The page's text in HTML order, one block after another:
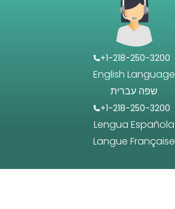
+1-218-250-3200
English Language
שפה עברית
+1-218-250-3200
Lengua Española
Langue Française